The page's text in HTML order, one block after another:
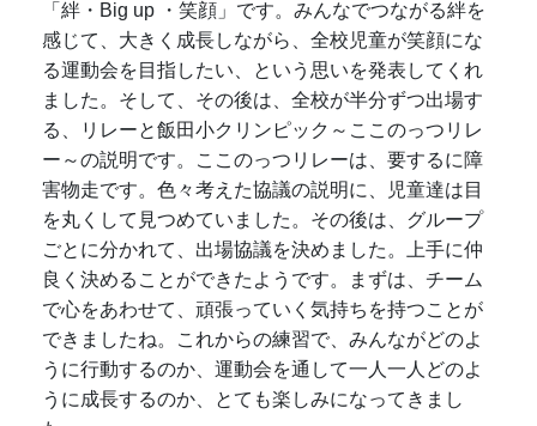
「絆・Big up ・笑顔」です。みんなでつながる絆を
感じて、大きく成長しながら、全校児童が笑顔にな
る運動会を目指したい、という思いを発表してくれ
ました。そして、その後は、全校が半分ずつ出場す
る、リレーと飯田小クリンピック～ここのっつリレ
ー～の説明です。ここのっつリレーは、要するに障
害物走です。色々考えた協議の説明に、児童達は目
を丸くして見つめていました。その後は、グループ
ごとに分かれて、出場協議を決めました。上手に仲
良く決めることができたようです。まずは、チーム
で心をあわせて、頑張っていく気持ちを持つことが
できましたね。これからの練習で、みんながどのよ
うに行動するのか、運動会を通して一人一人どのよ
うに成長するのか、とても楽しみになってきまし